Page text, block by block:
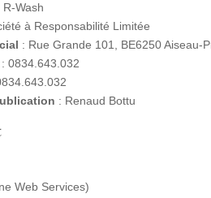
R-Wash
à Responsabilité Limitée
: Rue Grande 101, BE6250 Aiseau-
:0834.643.032
: Renaud Bottu
Web Services)